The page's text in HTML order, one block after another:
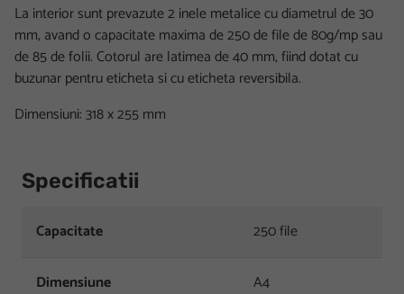
La interior sunt prevazute 2 inele metalice cu diametrul de 30
mm, avand o capacitate maxima de 250 de file de 80g/mp sau
de 85 de folii. Cotorul are latimea de 40 mm, fiind dotat cu
buzunar pentru eticheta si cu eticheta reversibila.
Dimensiuni: 318 x 255 mm
Specificatii
Capacitate 250 file
Dimensiune A4